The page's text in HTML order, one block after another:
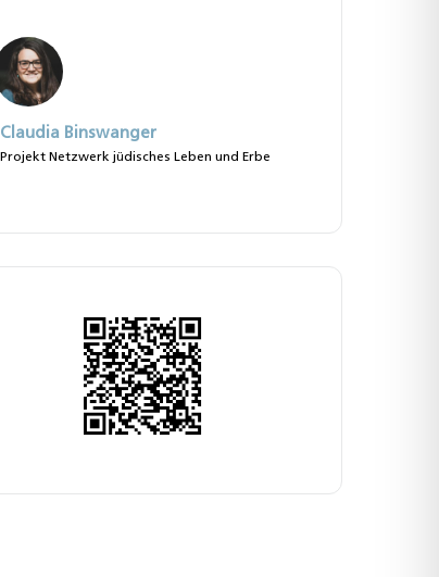
Claudia Binswanger
Projekt Netzwerk jüdisches Leben und Erbe